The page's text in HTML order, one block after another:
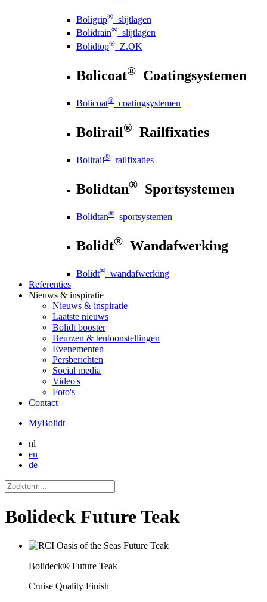
Boligrip® slijtlagen
Bolidrain® slijtlagen
Bolidtop® Z.OK
Bolicoat® Coatingsystemen
Bolicoat® coatingsystemen
Bolirail® Railfixaties
Bolirail® railfixaties
Bolidtan® Sportsystemen
Bolidtan® sportsystemen
Bolidt® Wandafwerking
Bolidt® wandafwerking
Referenties
Nieuws & inspiratie
Nieuws & inspiratie
Laatste nieuws
Bolidt booster
Beurzen & tentoonstellingen
Evenementen
Persberichten
Social media
Video's
Foto's
Contact
MyBolidt
nl
en
de
Bolideck Future Teak
Bolideck® Future Teak
Cruise Quality Finish